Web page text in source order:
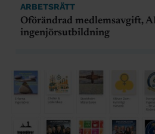
ARBETSRÄTT
Oförändrad medlemsavgift,
ingenjörsutbildning